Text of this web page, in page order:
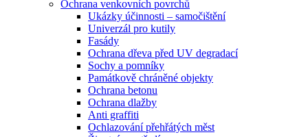
Ochrana venkovních povrchů
Ukázky účinnosti – samočištění
Univerzál pro kutily
Fasády
Ochrana dřeva před UV degradací
Sochy a pomníky
Památkově chráněné objekty
Ochrana betonu
Ochrana dlažby
Anti graffiti
Ochlazování přehřátých měst